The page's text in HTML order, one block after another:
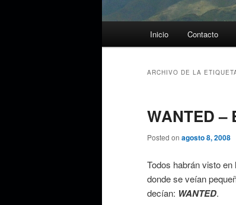
Inicio Contacto
ARCHIVO DE LA
WANTED –
Posted on agosto 8, 2008
Todos habrán visto
donde se veían
decían: WANTED.